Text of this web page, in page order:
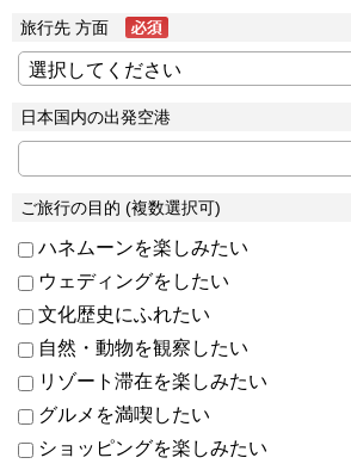
旅行先 方面
日本国内の出発空港
ご旅行の目的 (複数選択可)
ハネムーンを楽しみたい
ウェディングをしたい
文化歴史にふれたい
自然・動物を観察したい
リゾート滞在を楽しみたい
グルメを満喫したい
ショッピングを楽しみたい